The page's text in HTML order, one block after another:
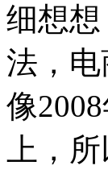
细想
法，电
像
上，